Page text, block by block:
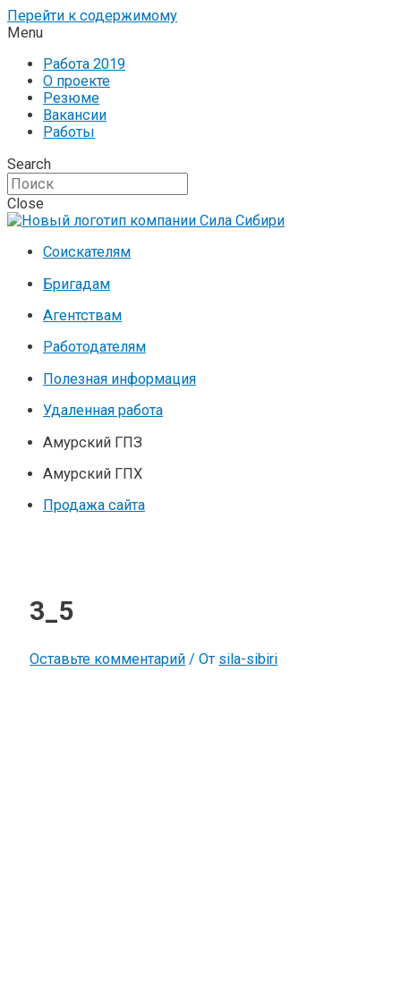
Перейти к содержимому
Menu
Работа 2019
О проекте
Резюме
Вакансии
Работы
Search
Close
Соискателям
Бригадам
Агентствам
Работодателям
Полезная информация
Удаленная работа
Амурский ГПЗ
Амурский ГПХ
Продажа сайта
3_5
Оставьте комментарий / От sila-sibiri